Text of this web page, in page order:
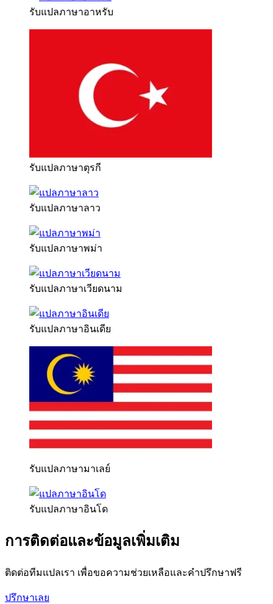
รับแปลภาษาอาหรับ
รับแปลภาษาตุรกี
รับแปลภาษาลาว
รับแปลภาษาพม่า
รับแปลภาษาเวียดนาม
รับแปลภาษาอินเดีย
รับแปลภาษามาเลย์
รับแปลภาษาอินโด
การติดต่อและข้อมูลเพิ่มเติม
ติดต่อทีมแปลเรา เพื่อขอความช่วยเหลือและคำปรึกษาฟรี
ปรึกษาเลย